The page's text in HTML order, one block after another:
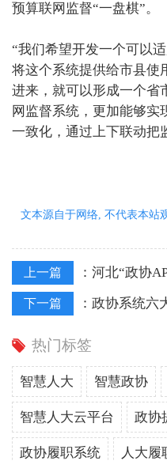
预算联网监督“一盘棋”。
“我们希望开发一个可以
将这个系统提供给市县使
进来，就可以形成一个省
网监督系统，更加能够实
一致化，通过上下联动把
文本源自于网络, 不代表本站
上一篇 ： 河北“政协
下一篇 ： 政协系统六
热门标签
智慧人大 智慧政协
智慧人大云平台 政协
政协履职系统 人大履